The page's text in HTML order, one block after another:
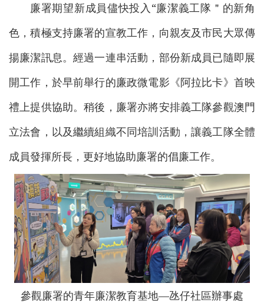
廉署期望新成員儘快投入“廉潔義工隊＂的新角
色，積極支持廉署的宣教工作，向親友及市民大眾傳
揚廉潔訊息。經過一連串活動，部份新成員已隨即展
開工作，於早前舉行的廉政微電影《阿拉比卡》首映
禮上提供協助。稍後，廉署亦將安排義工隊參觀澳門
立法會，以及繼續組織不同培訓活動，讓義工隊全體
成員發揮所長，更好地協助廉署的倡廉工作。
參觀廉署的青年廉潔教育基地—氹仔社區辦事處